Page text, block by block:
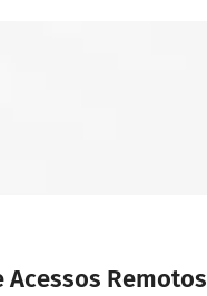
Acessos Remotos